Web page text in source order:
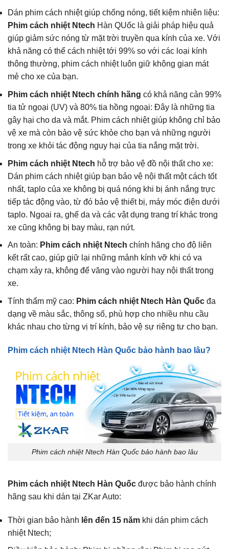
Dán phim cách nhiệt giúp chống nóng, tiết kiệm nhiên liệu:
Phim cách nhiệt Ntech Hàn QUốc là giải pháp hiệu quả
giúp giảm sức nóng từ mặt trời truyền qua kính của xe. Với
khả năng có thể cách nhiệt tới 99% so với các loại kính
thông thường, phim cách nhiệt luôn giữ không gian mát
mẻ cho xe của bạn.
Phim cách nhiệt Ntech chính hãng có khả năng cản 99%
tia tử ngoại (UV) và 80% tia hồng ngoại: Đây là những tia
gây hại cho da và mắt. Phim cách nhiệt giúp không chỉ bảo
vệ xe mà còn bảo vệ sức khỏe cho bạn và những người
trong xe khỏi tác động nguy hại của tia nắng mặt trời.
Phim cách nhiệt Ntech hỗ trợ bảo vệ đồ nội thất cho xe:
Dán phim cách nhiệt giúp bạn bảo vệ nội thất một cách tốt
nhất, taplo của xe không bị quá nóng khi bị ánh nắng trực
tiếp tác động vào, từ đó bảo vệ thiết bị, máy móc điện dưới
taplo. Ngoai ra, ghế da và các vật dụng trang trí khác trong
xe cũng không bị bay màu, rạn nứt.
An toàn: Phim cách nhiệt Ntech chính hãng cho độ liên
kết rất cao, giúp giữ lại những mảnh kính vỡ khi có va
chạm xảy ra, không để văng vào người hay nội thất trong
xe.
Tính thẩm mỹ cao: Phim cách nhiệt Ntech Hàn Quốc đa
dạng về màu sắc, thông số, phù hợp cho nhiều nhu cầu
khác nhau cho từng vị trí kính, bảo vệ sự riêng tư cho bạn.
Phim cách nhiệt Ntech Hàn Quốc bảo hành bao lâu?
Phim cách nhiệt Ntech Hàn Quốc bảo hành bao lâu
Phim cách nhiệt Ntech Hàn Quốc được bảo hành chính
hãng sau khi dán tại ZKar Auto:
Thời gian bảo hành lên đến 15 năm khi dán phim cách
nhiệt Ntech;